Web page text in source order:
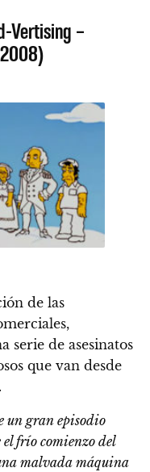
Vertising –
de las
serie de asesinatos
que van desde
.
un gran episodio
frío comienzo del
malvada máquina